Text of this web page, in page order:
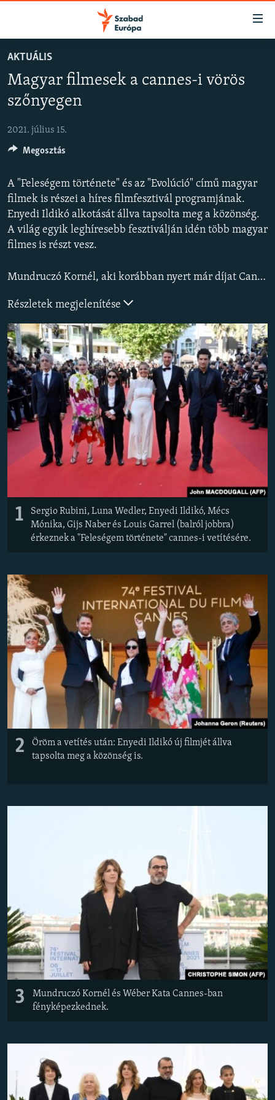
Akadálymentes
oldalra
Ugrás
keresésre
AKTUÁLIS
PODCASTOK
VIDEÓK
ELEMZŐ
NER15
SZABADON
TÁRSADALOM
DEMOKRÁCIA
VILÁG
KLÍMAVÁLTOZÁS
A MÚLT TANULSÁGAI
KÖVESSEN MINKET!
Valamennyi RFE/RL weboldal
AKTUÁLIS
Magyar filmesek a cannes-i vörös
szőnyegen
2021. július 15.
A "Feleségem története" és az "Evolúció" című magyar
filmek is részei a híres filmfesztivál programjának.
Enyedi Ildikó alkotását állva tapsolta meg a közönség.
A világ egyik leghíresebb fesztiválján idén több magyar
filmes is részt vesz.
Mundruczó Kornél, aki korábban nyert már díjat Cannes-ban, ezúttal Wéber Katával közös színdarabját vitte filmre. Enyedi Ildikó legutóbbi filmje a berlini filmfesztivál fődíját nyerte el, ezúttal a magyar rendező Cannes-ban versenyez - a "Feleségem története" a vetítésen nagy sikert aratott.
Részletek megjelenítése
1
Sergio Rubini, Luna Wedler, Enyedi Ildikó, Mécs
Mónika, Gijs Naber és Louis Garrel (balról jobbra)
érkeznek a "Feleségem története" cannes-i vetítésére.
2
Öröm a vetítés után: Enyedi Ildikó új filmjét állva
tapsolta meg a közönség is.
3
Mundruczó Kornél és Wéber Kata Cannes-ban
fényképezkednek.
Megosztás
FELIRATKOZÁS
Feliratkozás